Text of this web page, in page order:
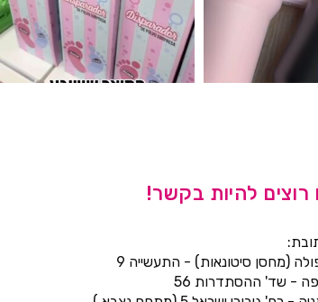
רוצים להיות בקשר!
(מחסן סיטונאות) - התעשייה 9
- שד' ההסתדרות 56